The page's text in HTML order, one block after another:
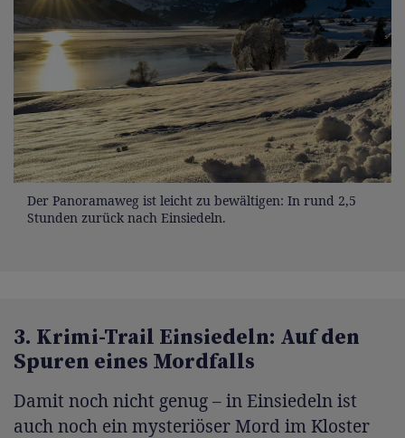
Der Panoramaweg ist leicht zu bewältigen: In rund 2,5
Stunden zurück nach Einsiedeln.
3. Krimi-Trail Einsiedeln: Auf den
Spuren eines Mordfalls
Damit noch nicht genug – in Einsiedeln ist
auch noch ein mysteriöser Mord im Kloster